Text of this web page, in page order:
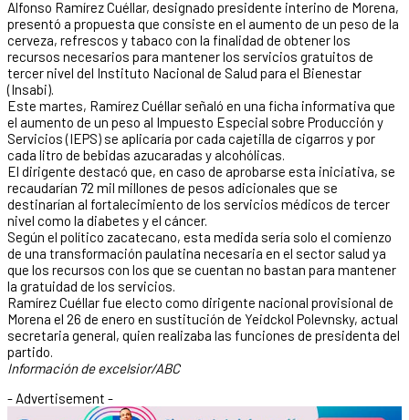
Alfonso Ramírez Cuéllar, designado presidente interino de Morena,
presentó a propuesta que consiste en el aumento de un peso de la
cerveza, refrescos y tabaco con la finalidad de obtener los
recursos necesarios para mantener los servicios gratuitos de
tercer nivel del Instituto Nacional de Salud para el Bienestar
(Insabi).
Este martes, Ramírez Cuéllar señaló en una ficha informativa que
el aumento de un peso al Impuesto Especial sobre Producción y
Servicios (IEPS) se aplicaría por cada cajetilla de cigarros y por
cada litro de bebidas azucaradas y alcohólicas.
El dirigente destacó que, en caso de aprobarse esta iniciativa, se
recaudarían 72 mil millones de pesos adicionales que se
destinarían al fortalecimiento de los servicios médicos de tercer
nivel como la diabetes y el cáncer.
Según el político zacatecano, esta medida sería solo el comienzo
de una transformación paulatina necesaria en el sector salud ya
que los recursos con los que se cuentan no bastan para mantener
la gratuidad de los servicios.
Ramírez Cuéllar fue electo como dirigente nacional provisional de
Morena el 26 de enero en sustitución de Yeidckol Polevnsky, actual
secretaria general, quien realizaba las funciones de presidenta del
partido.
Información de excelsior/ABC
- Advertisement -